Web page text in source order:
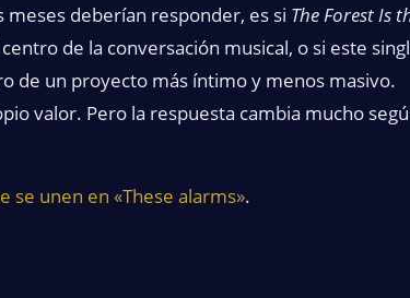
deberían responder, es si The Forest Is
de la conversación musical, o si este
de un proyecto más íntimo y menos masivo.
valor. Pero la respuesta cambia mucho
se unen en «These alarms».